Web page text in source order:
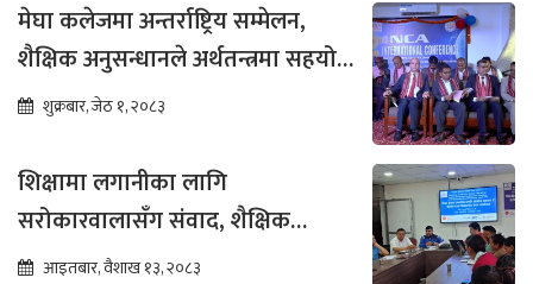
मेघा कलेजमा अन्तर्राष्ट्रिय सम्मेलन,
शैक्षिक अनुसन्धानले अर्थतन्त्रमा सहयोग
पुग्ने विश्वास
शुक्रबार, जेठ १, २०८३
शिक्षामा लगानीका लागि
सरोकारवालासँग संवाद, शैक्षिक
सुधारमा जोड
आइतबार, वैशाख १३, २०८३